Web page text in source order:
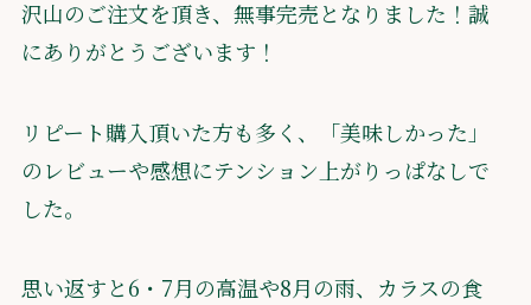
沢山のご注文を頂き、無事完売となりました！誠
にありがとうございます！
リピート購入頂いた方も多く、「美味しかった」
のレビューや感想にテンション上がりっぱなしで
した。
思い返すと6・7月の高温や8月の雨、カラスの食